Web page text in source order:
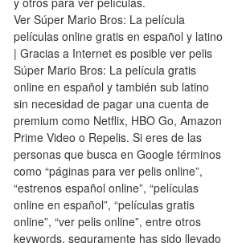
Ver Súper Mario Bros: La película
películas online gratis en español y latino
| Gracias a Internet es posible ver pelis
Súper Mario Bros: La película gratis
online en español y también sub latino
sin necesidad de pagar una cuenta de
premium como Netflix, HBO Go, Amazon
Prime Video o Repelis. Si eres de las
personas que busca en Google términos
como “páginas para ver pelis online”,
“estrenos español online”, “películas
online en español”, “películas gratis
online”, “ver pelis online”, entre otros
keywords, seguramente has sido llevado